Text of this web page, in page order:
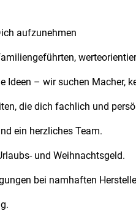
aufzunehmen
– wir suchen Macher,
die dich fachlich und
ein herzliches Team.
und Weihnachtsgeld.
bei namhaften